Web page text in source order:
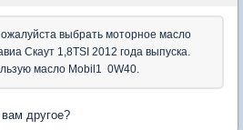
выбрать моторное масло
Скаут 1,8TSI 2012 года выпуска.
масло Mobil1 0W40.
другое?